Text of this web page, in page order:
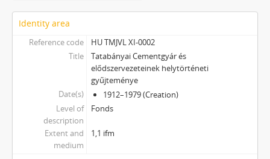
Identity area
Reference code
HU TMJVL XI-0002
Title
Tatabányai Cementgyár és
elődszervezeteinek helytörténeti
gyűjteménye
Date(s)
1912–1979 (Creation)
Level of
description
Fonds
Extent and
medium
1,1 ifm